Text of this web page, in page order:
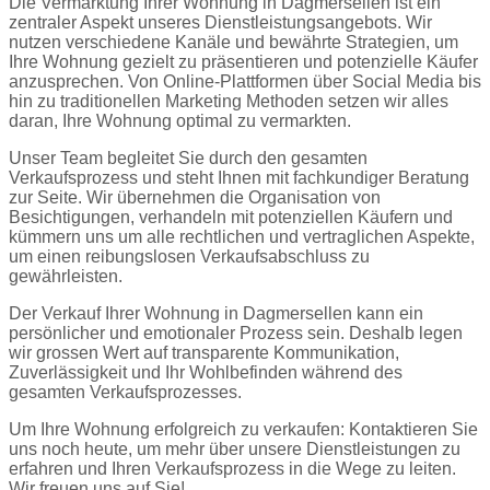
zentraler Aspekt unseres Dienstleistungsangebots. Wir
nutzen verschiedene Kanäle und bewährte Strategien, um
Ihre Wohnung gezielt zu präsentieren und potenzielle Käufer
anzusprechen. Von Online-Plattformen über Social Media bis
hin zu traditionellen Marketing Methoden setzen wir alles
daran, Ihre Wohnung optimal zu vermarkten.
Unser Team begleitet Sie durch den gesamten
Verkaufsprozess und steht Ihnen mit fachkundiger Beratung
zur Seite. Wir übernehmen die Organisation von
Besichtigungen, verhandeln mit potenziellen Käufern und
kümmern uns um alle rechtlichen und vertraglichen Aspekte,
um einen reibungslosen Verkaufsabschluss zu
gewährleisten.
Der Verkauf Ihrer Wohnung in Dagmersellen kann ein
persönlicher und emotionaler Prozess sein. Deshalb legen
wir grossen Wert auf transparente Kommunikation,
Zuverlässigkeit und Ihr Wohlbefinden während des
gesamten Verkaufsprozesses.
Um Ihre Wohnung erfolgreich zu verkaufen: Kontaktieren Sie
uns noch heute, um mehr über unsere Dienstleistungen zu
erfahren und Ihren Verkaufsprozess in die Wege zu leiten.